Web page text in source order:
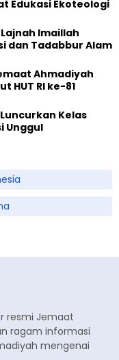
Kesadaran Lingkungan Lewat Edukasi Ekoteologi
Imaillah
Diskusi dan Tadabbur Alam
Ahmadiyah
HUT RI ke-81
Kelas
Unggul
resmi Jemaat
ragam informasi
mengenai